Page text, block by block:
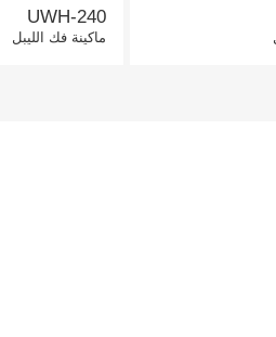
UWH-240
ماكينة فك الليبل